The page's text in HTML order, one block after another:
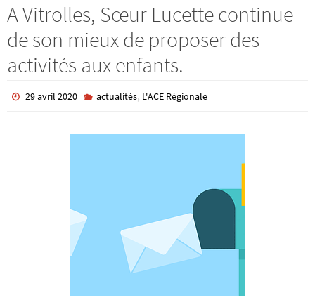
A Vitrolles, Sœur Lucette continue
de son mieux de proposer des
activités aux enfants.
29 avril 2020 actualités, L'ACE Régionale